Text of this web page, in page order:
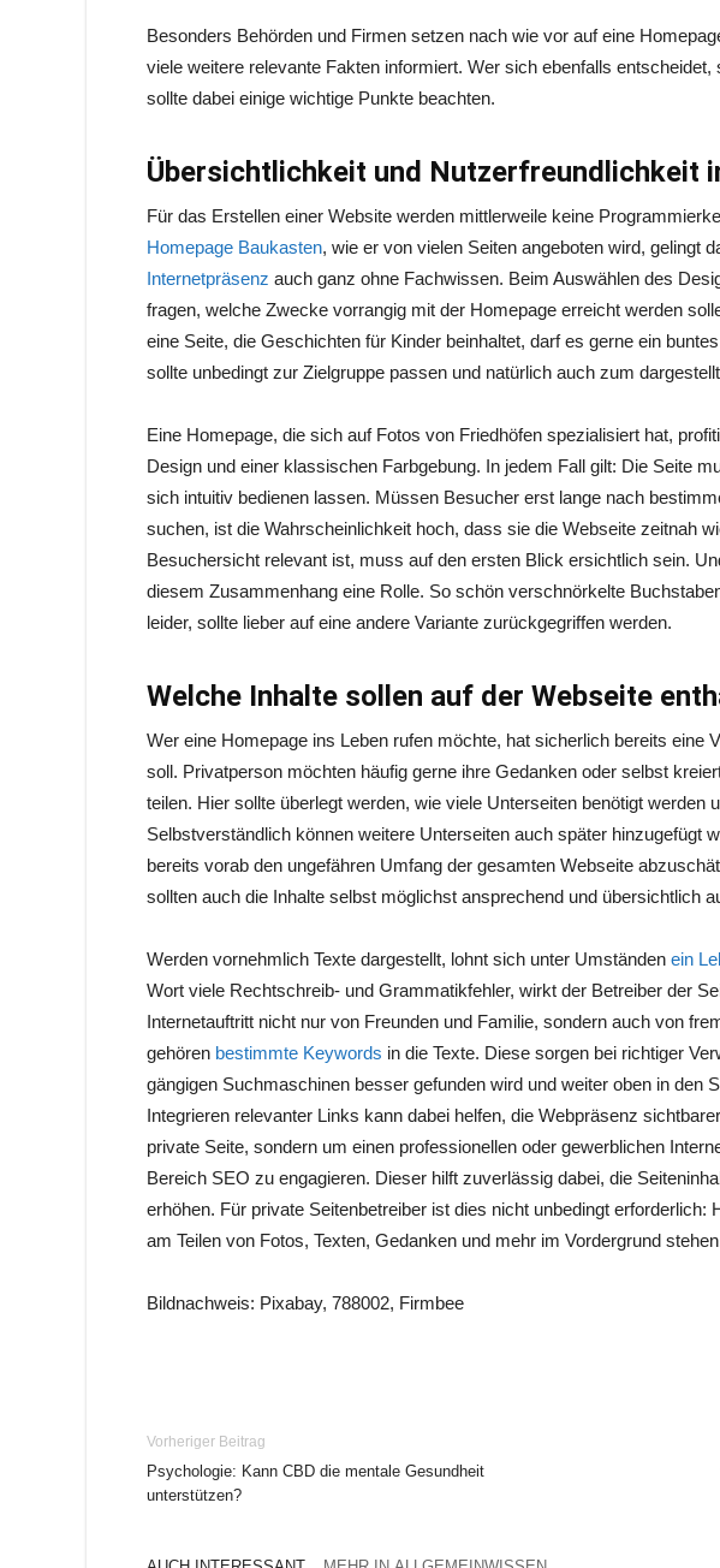
Besonders Behörden und Firmen setzen nach wie vor auf eine
viele weitere relevante Fakten informiert. Wer sich ebenfalls
sollte dabei einige wichtige Punkte beachten.
Übersichtlichkeit und Nutzerfreundlichkeit
Für das Erstellen einer Website werden mittlerweile keine
Homepage Baukasten, wie er von vielen Seiten angeboten wird, gelingt
Internetpräsenz auch ganz ohne Fachwissen. Beim Auswählen des
fragen, welche Zwecke vorrangig mit der Homepage erreicht werden
eine Seite, die Geschichten für Kinder beinhaltet, darf es gerne ein
sollte unbedingt zur Zielgruppe passen und natürlich auch zum
Eine Homepage, die sich auf Fotos von Friedhöfen spezialisiert hat,
Design und einer klassischen Farbgebung. In jedem Fall gilt: Die Seite
sich intuitiv bedienen lassen. Müssen Besucher erst lange nach
suchen, ist die Wahrscheinlichkeit hoch, dass sie die Webseite zeitnah
Besuchersicht relevant ist, muss auf den ersten Blick ersichtlich sein.
diesem Zusammenhang eine Rolle. So schön verschnörkelte
leider, sollte lieber auf eine andere Variante zurückgegriffen werden.
Welche Inhalte sollen auf der Webseite
Wer eine Homepage ins Leben rufen möchte, hat sicherlich bereits eine
soll. Privatperson möchten häufig gerne ihre Gedanken oder selbst
teilen. Hier sollte überlegt werden, wie viele Unterseiten benötigt werden
Selbstverständlich können weitere Unterseiten auch später hinzugefügt
bereits vorab den ungefähren Umfang der gesamten Webseite
sollten auch die Inhalte selbst möglichst ansprechend und übersichtlich
Werden vornehmlich Texte dargestellt, lohnt sich unter Umständen ein
Wort viele Rechtschreib- und Grammatikfehler, wirkt der Betreiber der
Internetauftritt nicht nur von Freunden und Familie, sondern auch von
gehören bestimmte Keywords in die Texte. Diese sorgen bei richtiger
gängigen Suchmaschinen besser gefunden wird und weiter oben in den
Integrieren relevanter Links kann dabei helfen, die Webpräsenz
private Seite, sondern um einen professionellen oder gewerblichen
Bereich SEO zu engagieren. Dieser hilft zuverlässig dabei, die
erhöhen. Für private Seitenbetreiber ist dies nicht unbedingt erforderlich:
am Teilen von Fotos, Texten, Gedanken und mehr im Vordergrund
Bildnachweis: Pixabay, 788002, Firmbee
Vorheriger Beitrag
Psychologie: Kann CBD die mentale Gesundheit
unterstützen?